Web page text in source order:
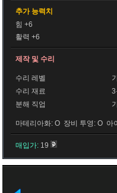
추가 능력치
힘 +6
활력 +6
제작 및 수리
수리 레벨
수리 재료
3
분해 직업
마테리아화: O 장비 투영: O 아
매입가: 19